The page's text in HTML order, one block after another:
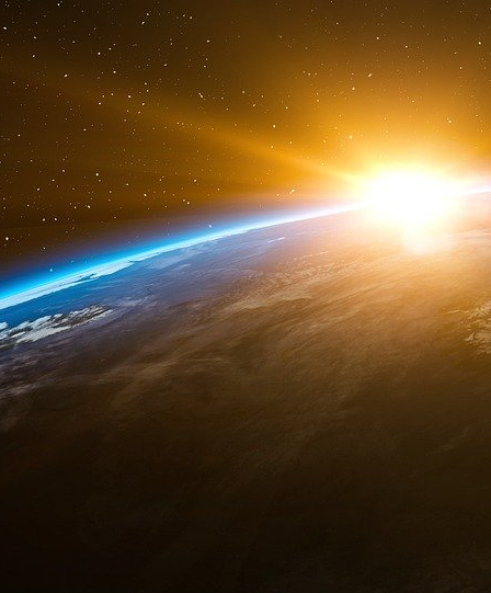
Autre nomenclature pertinente (CPA/NACE/
S’agit-il d’un accord-cadre ? Non.
S’agit-il d’un avis non obligatoire ? Non.
VI.4) DATE D’ENVOI DU PRÉSENT AVIS :
Le 21 septembre 2008 et les
« Nous n’avons aucune information
équipées », a affirmé à l’AFP le porte-parole
« L’Otan n’a aucun doute sur les capacités
insisté.
Le quotidien canadien Globe and Mail a fait
dénonçant le manque de munitions et
française tombée dans une embuscade
ont été tués dans l’affrontement.
Pour intégrer l’armée française au
préalable la couper de ses sources